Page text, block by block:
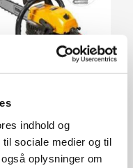
indhold og
sociale medier og til
oplysninger om
lager